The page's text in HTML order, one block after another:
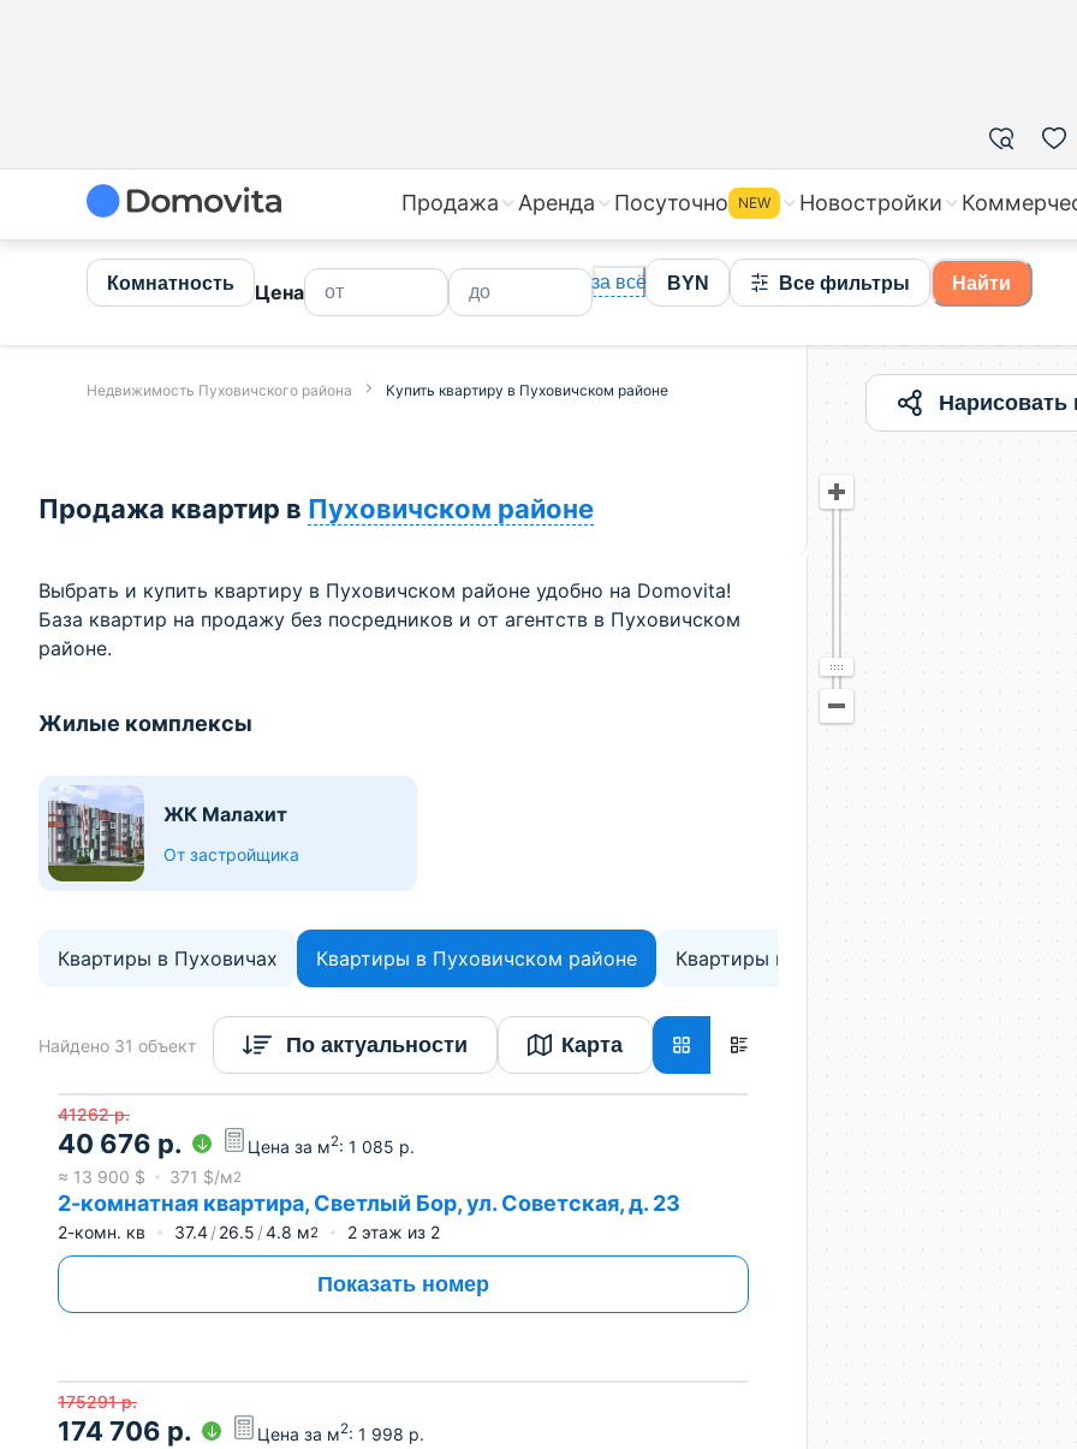
Продажа Аренда Посуточно NEW Новостройки
Комнатность Цена за всё BYN Все фильтры Найти
Недвижимость Пуховичского района Купить квартиру в Пуховичском районе
Продажа квартир в Пуховичском районе
Выбрать и купить квартиру в Пуховичском районе удобно на Domovita!
База квартир на продажу без посредников и от агентств в Пуховичском
районе.
Жилые комплексы
ЖК Малахит
От застройщика
Квартиры в Пуховичах Квартиры в Пуховичском районе Квартиры в Минской области
Найдено 31 объект По актуальности Карта
41262 р.
40 676 р. Цена за м2: 1 085 р.
≈ 13 900 $ 371 $/м2
2-комнатная квартира, Светлый Бор, ул. Советская, д. 23
2-комн. кв 37.4 26.5 4.8 м2 2 этаж из 2
Показать номер
175291 р.
174 706 р. Цена за м2: 1 998 р.
Нарисовать